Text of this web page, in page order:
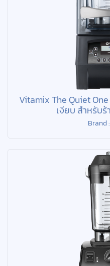
Vitamix The Quiet
เงียบ สำหรับ
Brand